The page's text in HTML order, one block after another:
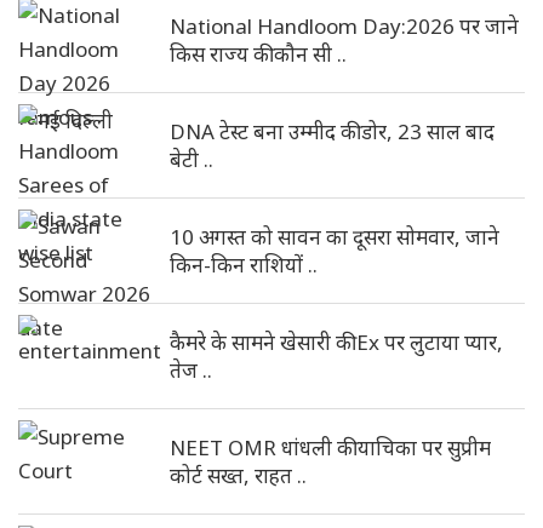
National Handloom Day:2026 पर जाने
किस राज्य की कौन सी ..
DNA टेस्ट बना उम्मीद की डोर, 23 साल बाद
बेटी ..
10 अगस्त को सावन का दूसरा सोमवार, जाने
किन-किन राशियों ..
कैमरे के सामने खेसारी की Ex पर लुटाया प्यार,
तेज ..
NEET OMR धांधली की याचिका पर सुप्रीम
कोर्ट सख्त, राहत ..